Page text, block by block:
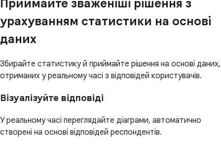
Приймайте зваженіші рішення з
урахуванням статистики на основі
даних
Збирайте статистику й приймайте рішення на основі даних,
отриманих у реальному часі з відповідей користувачів.
Візуалізуйте відповіді
У реальному часі переглядайте діаграми, автоматично
створені на основі відповідей респондентів.